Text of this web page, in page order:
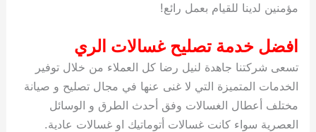
مؤمنين لدينا للقيام بعمل رائع!
افضل خدمة تصليح غسالات الري
تسعى شركتنا جاهدة لنيل رضا كل العملاء من خلال توفير
الخدمات المتميزة التي لا غنى عنها في مجال تصليح و صيانة
مختلف أعطال الغسالات وفق أحدث الطرق و الوسائل
العصرية سواء كانت غسالات أتوماتيك او غسالات عادية.